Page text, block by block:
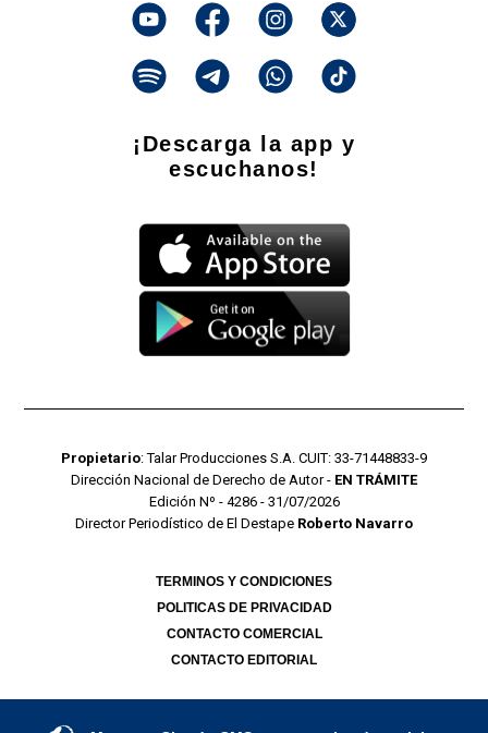
¡Descarga la app y
escuchanos!
Propietario: Talar Producciones S.A. CUIT: 33-71448833-9
Dirección Nacional de Derecho de Autor - EN TRÁMITE
Edición Nº - 4286 - 31/07/2026
Director Periodístico de El Destape Roberto Navarro
TERMINOS Y CONDICIONES
POLITICAS DE PRIVACIDAD
CONTACTO COMERCIAL
CONTACTO EDITORIAL